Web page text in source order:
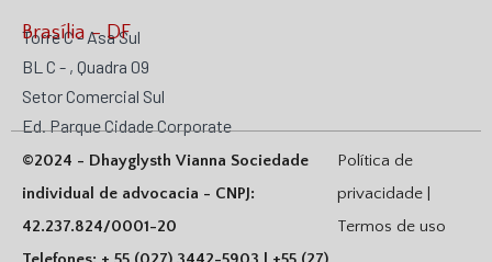
Torre C - Asa Sul
BL C - , Quadra 09
Setor Comercial Sul
Ed. Parque Cidade Corporate
Brasília - DF
©2024 - Dhayglysth Vianna Sociedade
individual de advocacia - CNPJ:
42.237.824/0001-20
Política de
privacidade |
Termos de uso